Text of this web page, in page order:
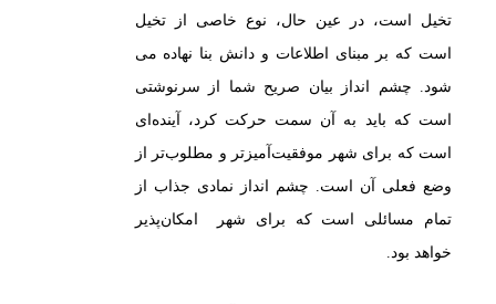
تخیل است، در عین حال، نوع خاصی از تخیل
است که بر مبنای اطلاعات و دانش بنا نهاده می
شود. چشم انداز بیان صریح شما از سرنوشتی
است که باید به آن سمت حرکت کرد، آینده‌ای
است که برای شهر موفقیت‌آمیزتر و مطلوب‌تر از
وضع فعلی آن است. چشم انداز نمادی جذاب از
تمام مسائلی است که برای شهر امکان‌پذیر
خواهد بود.